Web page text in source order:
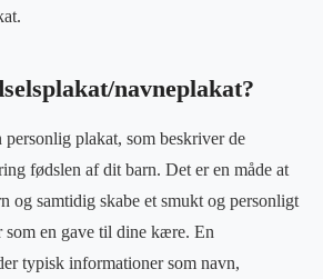
navneplakat?
personlig plakat, som beskriver de
fødslen af dit barn. Det er en måde at
og samtidig skabe et smukt og personligt
en gave til dine kære. En
typisk informationer som navn,